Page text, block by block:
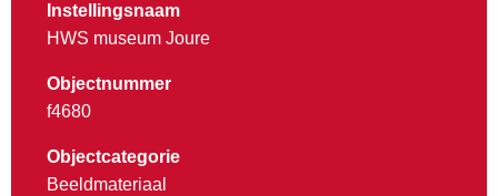
Instellingsnaam
HWS museum Joure
Objectnummer
f4680
Objectcategorie
Beeldmateriaal